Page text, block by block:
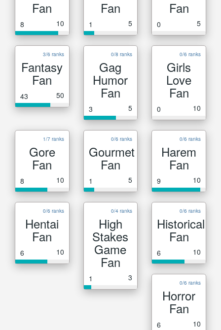
Fan
8 10
Fan
1 5
Fan
0 5
3/6 ranks
Fantasy
Fan
43 50
0/8 ranks
Gag
Humor
Fan
3 5
0/6 ranks
Girls
Love
Fan
0 10
1/7 ranks
Gore
Fan
8 10
0/6 ranks
Gourmet
Fan
1 5
0/6 ranks
Harem
Fan
9 10
0/6 ranks
Hentai
Fan
6 10
0/4 ranks
High
Stakes
Game
Fan
1 3
0/6 ranks
Historical
Fan
6 10
0/6 ranks
Horror
Fan
6 10